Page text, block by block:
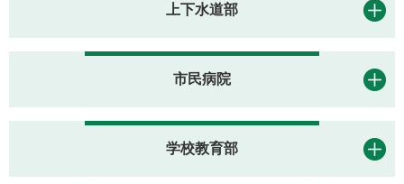
上下水道部
市民病院
学校教育部